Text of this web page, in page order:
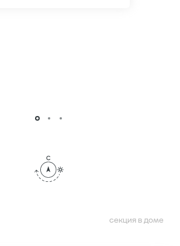
секция в доме